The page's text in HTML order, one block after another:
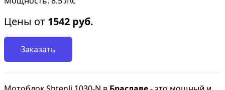
Цены от 1542 руб.
Заказать